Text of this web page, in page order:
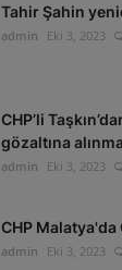
Tahir Şahin
admin Eki 3, 2023
CHP’li
gözaltına
admin Eki 3, 2023
CHP Malatya'da
admin Eki 3, 2023